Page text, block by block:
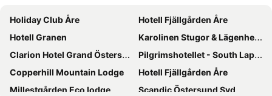
Holiday Club Åre
Hotell Fjällgården Åre
Hotell Granen
Karolinen Stugor & Lägenheter
Clarion Hotel Grand Östersund
Pilgrimshotellet - South Lapland
Copperhill Mountain Lodge
Hotell Fjällgården Åre
Millestgården Eco lodge
Scandic Östersund Syd